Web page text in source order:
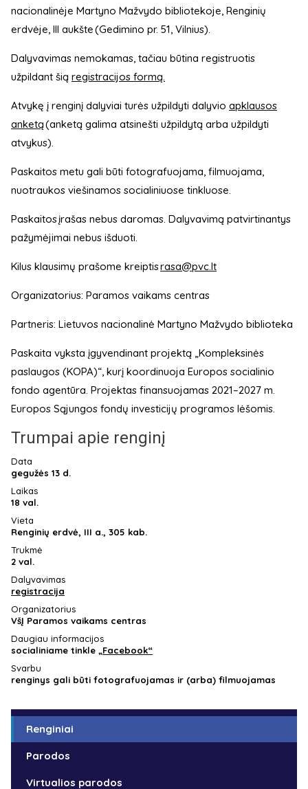
nacionalinėje Martyno Mažvydo bibliotekoje, Renginių
erdvėje, III aukšte (Gedimino pr. 51, Vilnius).
Dalyvavimas nemokamas, tačiau būtina registruotis
užpildant šią registracijos formą.
Atvykę į renginį dalyviai turės užpildyti dalyvio apklausos
anketą(anketą galima atsinešti užpildytą arba užpildyti
atvykus).
Paskaitos metu gali būti fotografuojama, filmuojama,
nuotraukos viešinamos socialiniuose tinkluose.
Paskaitos įrašas nebus daromas. Dalyvavimą patvirtinantys
pažymėjimai nebus išduoti.
Kilus klausimų prašome kreiptisrasa@pvc.lt
Organizatorius: Paramos vaikams centras
Partneris: Lietuvos nacionalinė Martyno Mažvydo biblioteka
Paskaita vyksta įgyvendinant projektą „Kompleksinės
paslaugos (KOPA)“, kurį koordinuoja Europos socialinio
fondo agentūra. Projektas finansuojamas 2021–2027 m.
Europos Sąjungos fondų investicijų programos lėšomis.
Trumpai apie renginį
Data
gegužės 13 d.
Laikas
18 val.
Vieta
Renginių erdvė, III a., 305 kab.
Trukmė
2 val.
Dalyvavimas
registracija
Organizatorius
VšĮ Paramos vaikams centras
Daugiau informacijos
socialiniame tinkle „Facebook“
Svarbu
renginys gali būti fotografuojamas ir (arba) filmuojamas
Renginiai
Parodos
Virtualios parodos